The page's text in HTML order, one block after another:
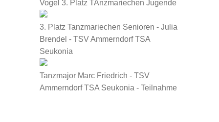
Vogel 3. Platz TAnzmariechen Jugende
3. Platz Tanzmariechen Senioren - Julia
Brendel - TSV Ammerndorf TSA
Seukonia
Tanzmajor Marc Friedrich - TSV
Ammerndorf TSA Seukonia - Teilnahme